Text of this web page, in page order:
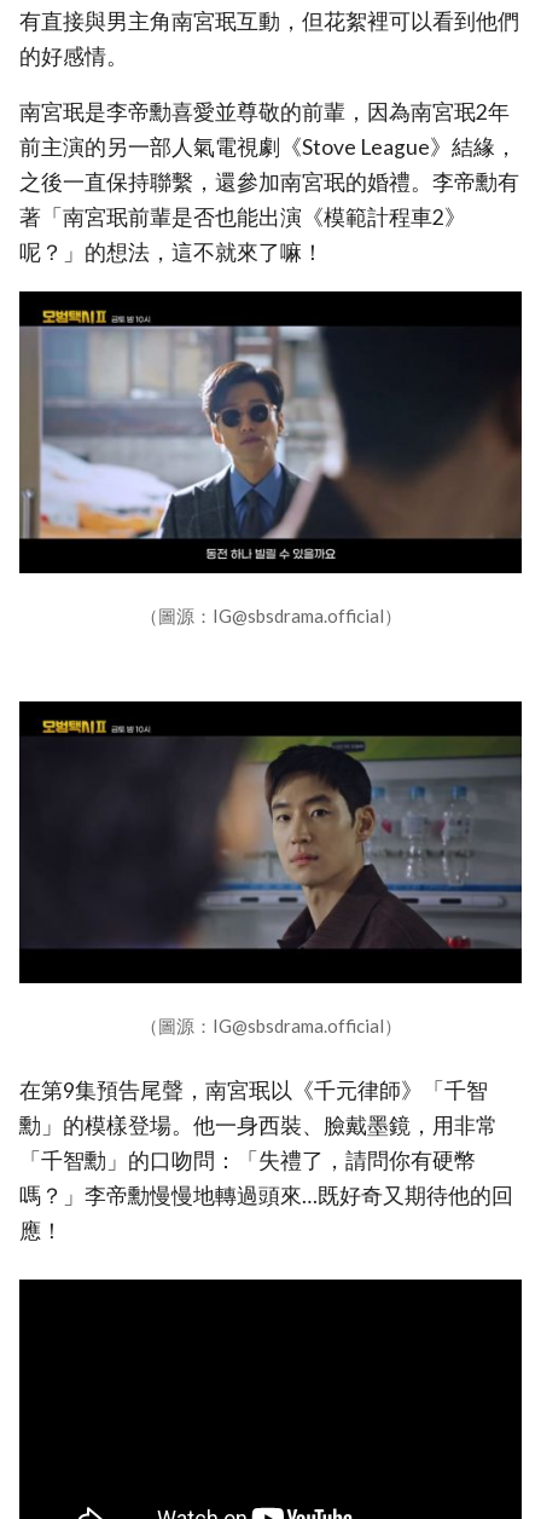
有直接與男主角南宮珉互動，但花絮裡可以看到他們
的好感情。
南宮珉是李帝勳喜愛並尊敬的前輩，因為南宮珉2年
前主演的另一部人氣電視劇《Stove League》結緣，
之後一直保持聯繫，還參加南宮珉的婚禮。李帝勳有
著「南宮珉前輩是否也能出演《模範計程車2》
呢？」的想法，這不就來了嘛！
（圖源：IG@sbsdrama.official）
（圖源：IG@sbsdrama.official）
在第9集預告尾聲，南宮珉以《千元律師》「千智
勳」的模樣登場。他一身西裝、臉戴墨鏡，用非常
「千智勳」的口吻問：「失禮了，請問你有硬幣
嗎？」李帝勳慢慢地轉過頭來…既好奇又期待他的回
應！